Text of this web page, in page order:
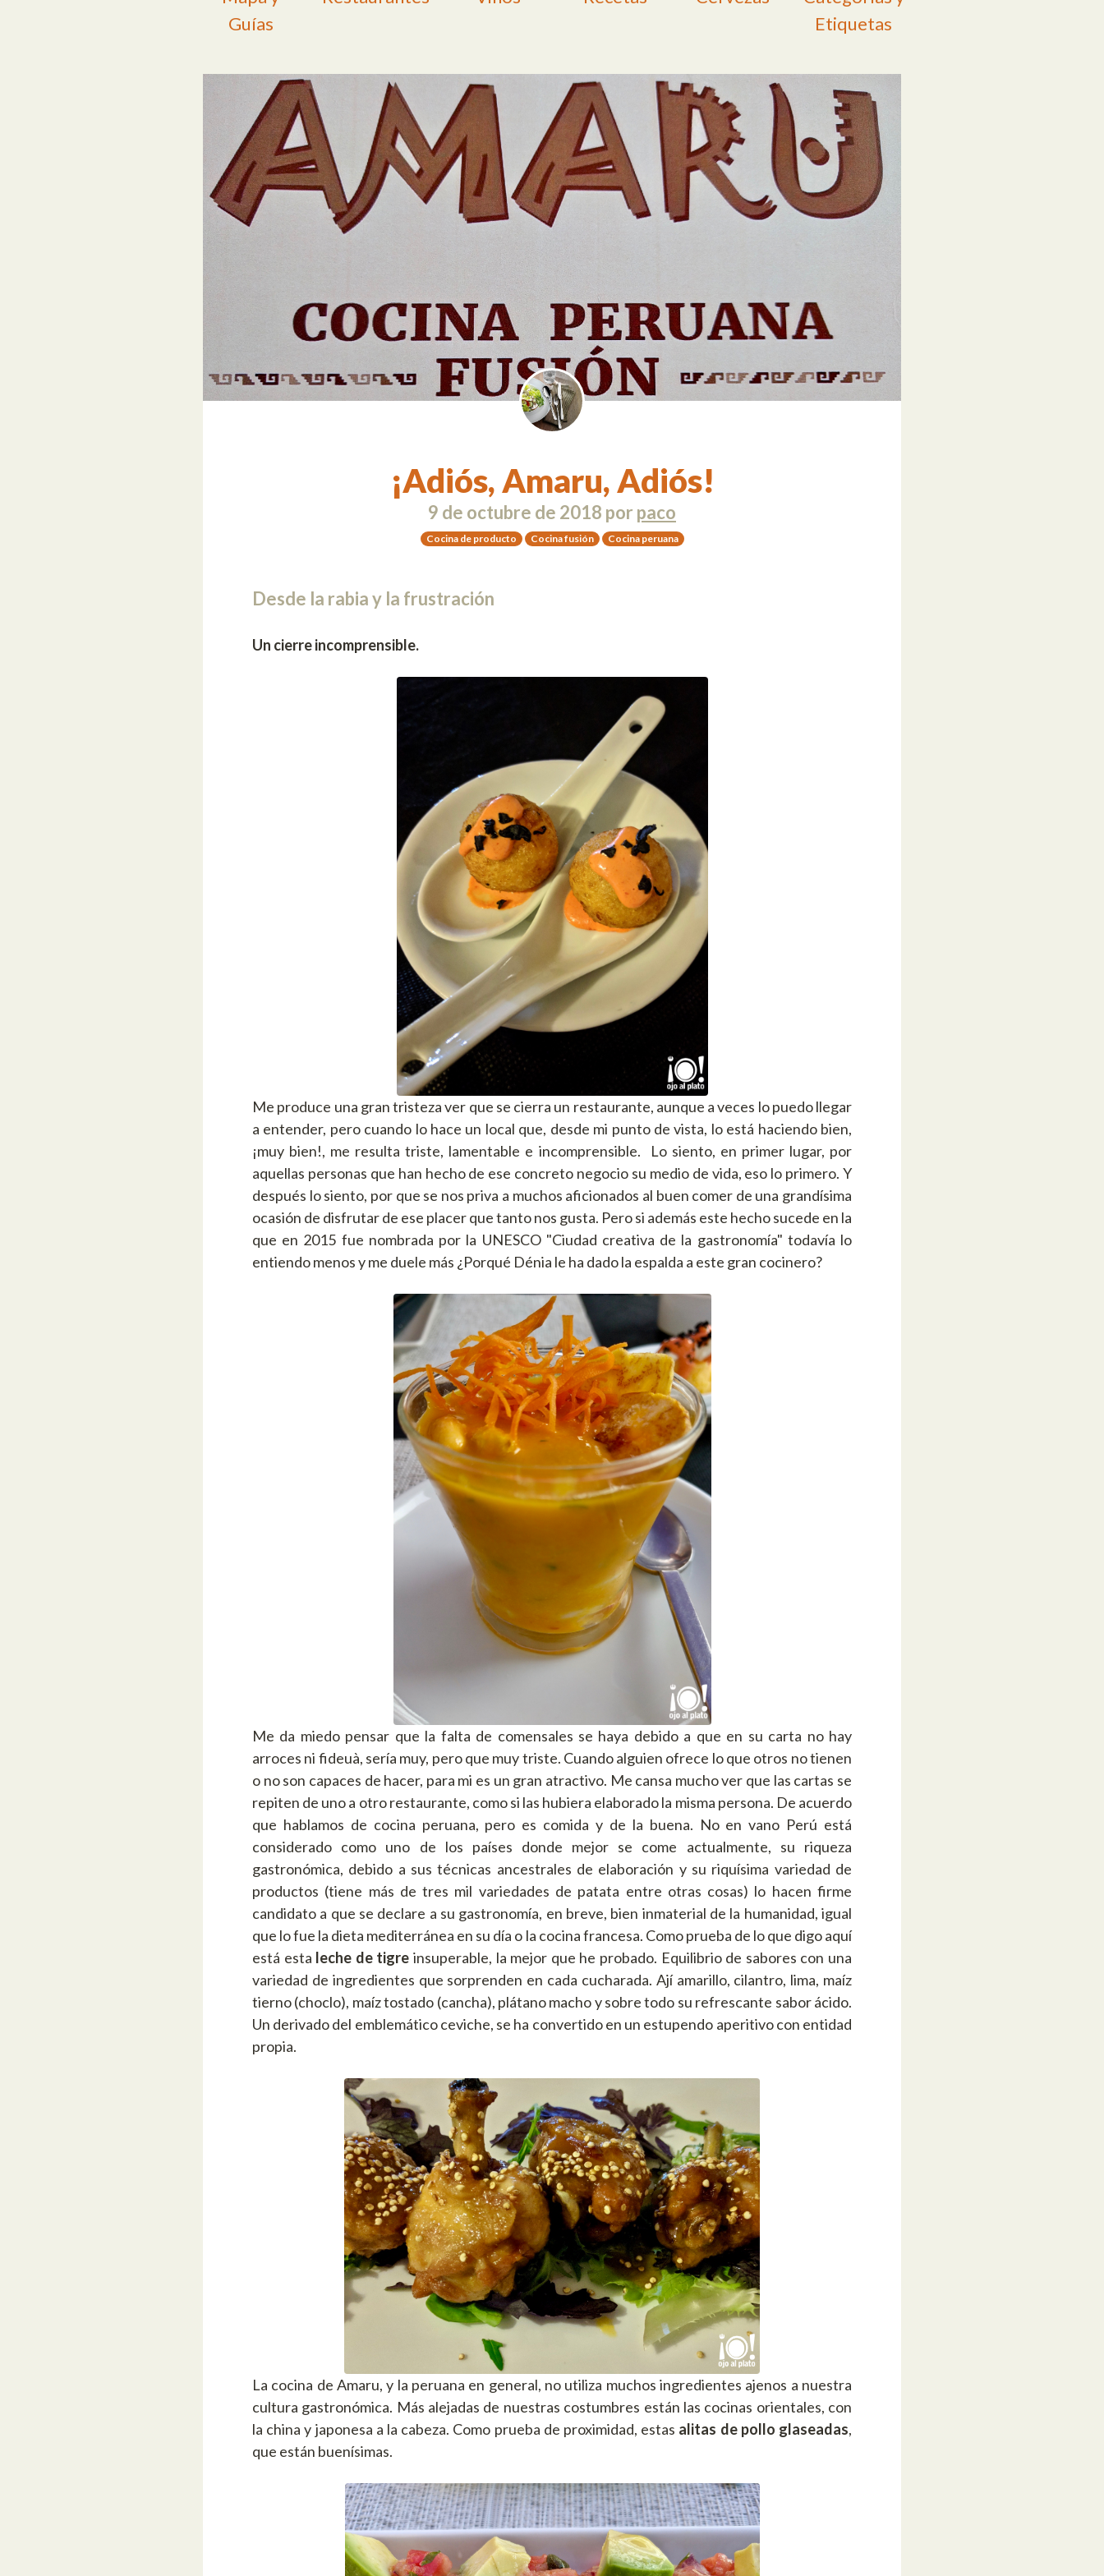
Guías
Etiquetas
¡Adiós, Amaru, Adiós!
9 de octubre de 2018 por paco
Cocina de producto Cocina fusión Cocina peruana
Desde la rabia y la frustración
Un cierre incomprensible.
Me produce una gran tristeza ver que se cierra un restaurante, aunque a veces lo puedo llegar
a entender, pero cuando lo hace un local que, desde mi punto de vista, lo está haciendo bien,
¡muy bien!, me resulta triste, lamentable e incomprensible. Lo siento, en primer lugar, por
aquellas personas que han hecho de ese concreto negocio su medio de vida, eso lo primero. Y
después lo siento, por que se nos priva a muchos aficionados al buen comer de una grandísima
ocasión de disfrutar de ese placer que tanto nos gusta. Pero si además este hecho sucede en la
que en 2015 fue nombrada por la UNESCO "Ciudad creativa de la gastronomía" todavía lo
entiendo menos y me duele más ¿Porqué Dénia le ha dado la espalda a este gran cocinero?
Me da miedo pensar que la falta de comensales se haya debido a que en su carta no hay
arroces ni fideuà, sería muy, pero que muy triste. Cuando alguien ofrece lo que otros no tienen
o no son capaces de hacer, para mi es un gran atractivo. Me cansa mucho ver que las cartas se
repiten de uno a otro restaurante, como si las hubiera elaborado la misma persona. De acuerdo
que hablamos de cocina peruana, pero es comida y de la buena. No en vano Perú está
considerado como uno de los países donde mejor se come actualmente, su riqueza
gastronómica, debido a sus técnicas ancestrales de elaboración y su riquísima variedad de
productos (tiene más de tres mil variedades de patata entre otras cosas) lo hacen firme
candidato a que se declare a su gastronomía, en breve, bien inmaterial de la humanidad, igual
que lo fue la dieta mediterránea en su día o la cocina francesa. Como prueba de lo que digo aquí
está esta leche de tigre insuperable, la mejor que he probado. Equilibrio de sabores con una
variedad de ingredientes que sorprenden en cada cucharada. Ají amarillo, cilantro, lima, maíz
tierno (choclo), maíz tostado (cancha), plátano macho y sobre todo su refrescante sabor ácido.
Un derivado del emblemático ceviche, se ha convertido en un estupendo aperitivo con entidad
propia.
La cocina de Amaru, y la peruana en general, no utiliza muchos ingredientes ajenos a nuestra
cultura gastronómica. Más alejadas de nuestras costumbres están las cocinas orientales, con
la china y japonesa a la cabeza. Como prueba de proximidad, estas alitas de pollo glaseadas,
que están buenísimas.